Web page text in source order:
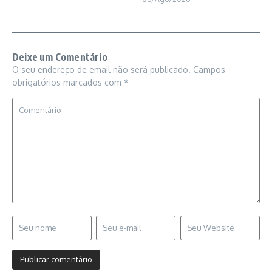
Deixe um Comentário
O seu endereço de email não será publicado. Campos
obrigatórios marcados com *